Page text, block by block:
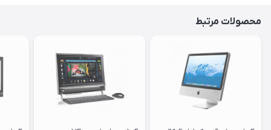
محصولات مرتبط